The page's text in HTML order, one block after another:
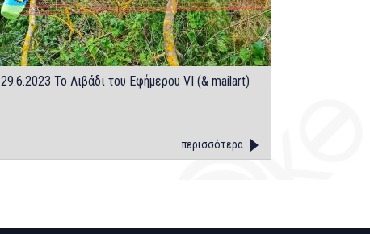
29.6.2023 Το Λιβάδι του Εφήμερου VI (& mailart)
περισσότερα